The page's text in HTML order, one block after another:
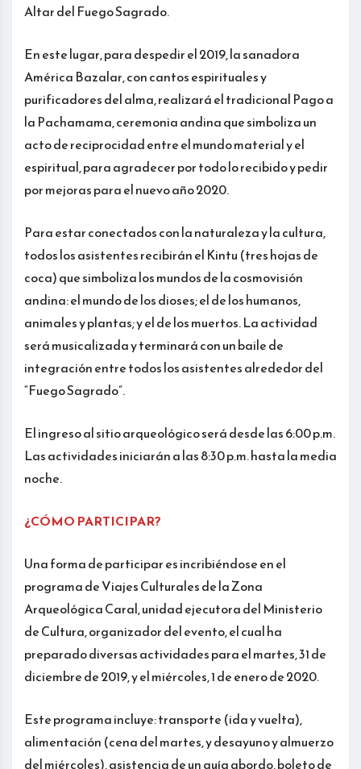
Altar del Fuego Sagrado.
En este lugar, para despedir el 2019, la sanadora
América Bazalar, con cantos espirituales y
purificadores del alma, realizará el tradicional Pago a
la Pachamama, ceremonia andina que simboliza un
acto de reciprocidad entre el mundo material y el
espiritual, para agradecer por todo lo recibido y pedir
por mejoras para el nuevo año 2020.
Para estar conectados con la naturaleza y la cultura,
todos los asistentes recibirán el Kintu (tres hojas de
coca) que simboliza los mundos de la cosmovisión
andina: el mundo de los dioses; el de los humanos,
animales y plantas; y el de los muertos. La actividad
será musicalizada y terminará con un baile de
integración entre todos los asistentes alrededor del
“Fuego Sagrado”.
El ingreso al sitio arqueológico será desde las 6:00 p.m.
Las actividades iniciarán a las 8:30 p.m. hasta la media
noche.
¿CÓMO PARTICIPAR?
Una forma de participar es incribiéndose en el
programa de Viajes Culturales de la Zona
Arqueológica Caral, unidad ejecutora del Ministerio
de Cultura, organizador del evento, el cual ha
preparado diversas actividades para el martes, 31 de
diciembre de 2019, y el miércoles, 1 de enero de 2020.
Este programa incluye: transporte (ida y vuelta),
alimentación (cena del martes, y desayuno y almuerzo
del miércoles), asistencia de un guía abordo, boleto de